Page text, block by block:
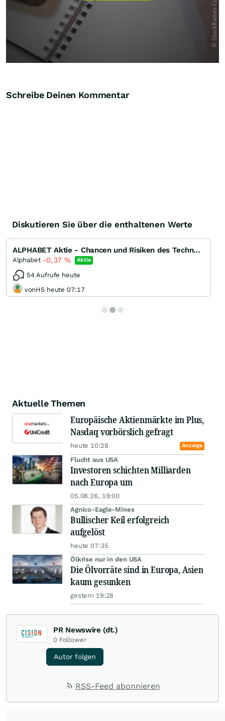
Schreibe Deinen Kommentar
Diskutieren Sie über die enthaltenen Werte
ALPHABET Aktie - Chancen und Risiken des Technologiegiganten
Alphabet -0,37% Aktie
54 Aufrufe heute
vonHS heute 07:17
Aktuelle Themen
Europäische Aktienmärkte im Plus,
Nasdaq vorbörslich gefragt
heute 10:28 Anzeige
Flucht aus USA
Investoren schichten Milliarden
nach Europa um
05.08.26, 19:00
Agnico-Eagle-Mines
Bullischer Keil erfolgreich
aufgelöst
heute 07:35
Ölkrise nur in den USA
Die Ölvorräte sind in Europa, Asien
kaum gesunken
gestern 19:28
PR Newswire (dt.)
0 Follower
Autor folgen
RSS-Feed abonnieren